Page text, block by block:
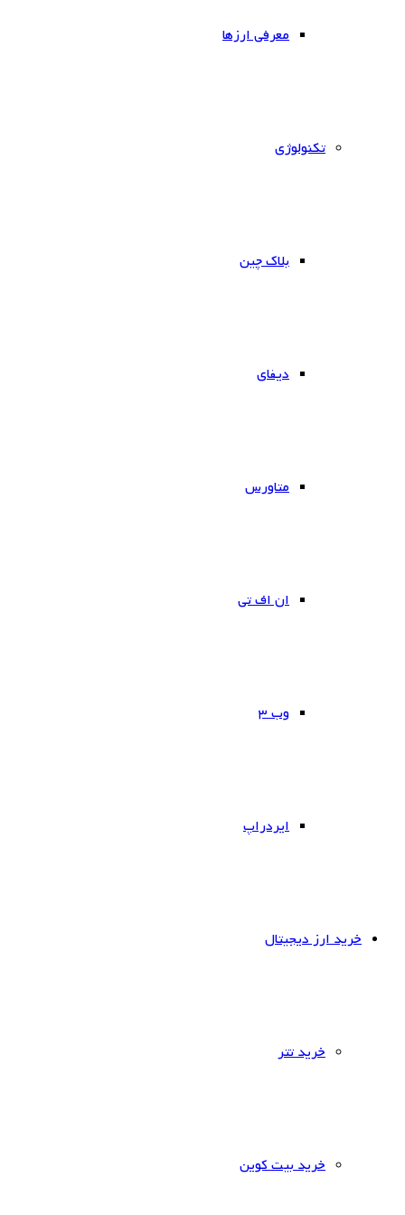
معرفی ارزها
‌تکنولوژی
بلاک چین
دیفای
متاورس
ان اف تی
وب ۳
ایردراپ
خرید ارز دیجیتال
خرید تتر
خرید بیت کوین